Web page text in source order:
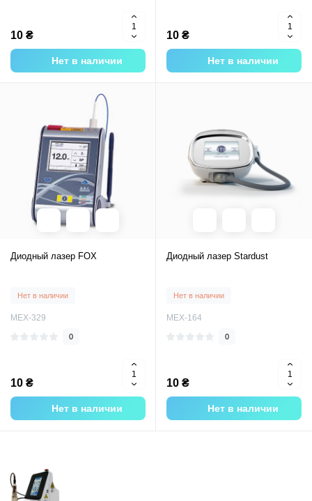
10 ₴
Нет в наличии
10 ₴
Нет в наличии
Диодный лазер FOX
Нет в наличии
MEX-329
0
10 ₴
Нет в наличии
Диодный лазер Stardust
Нет в наличии
MEX-164
0
10 ₴
Нет в наличии